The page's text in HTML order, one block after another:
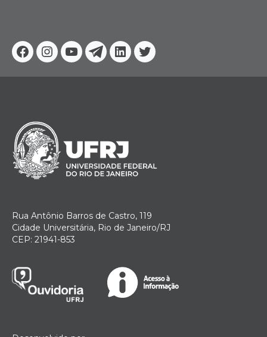
Facebook
Instagram
YoutubeTelegram
Linkedin
Twitter
Rua Antônio Barros de Castro, 119
Cidade Universitária, Rio de Janeiro/RJ
CEP: 21941-853